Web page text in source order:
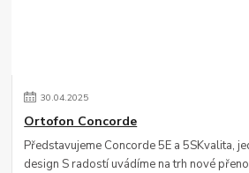
30.04.2025
Ortofon Concorde
Představujeme Concorde 5E a 5SKvalita,
design S radostí uvádíme na trh nové